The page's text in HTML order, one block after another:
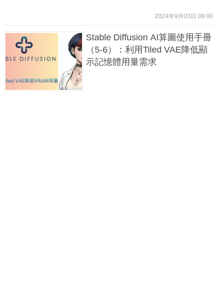
2024年9月03日 09:00
Stable Diffusion AI算圖使用手冊
（5-6）：利用Tiled VAE降低顯
示記憶體用量需求